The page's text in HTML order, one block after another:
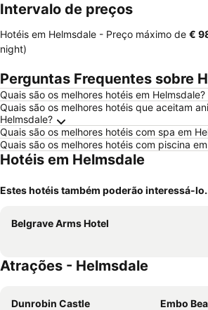
Intervalo de preços
Hotéis em Helmsdale - Preço máximo de ‎€
night)
Perguntas Frequentes sobre
Quais são os melhores hotéis em Helmsdale?
Quais são os melhores hotéis que aceitam
Helmsdale?
Quais são os melhores hotéis com spa em
Quais são os melhores hotéis com piscina
Hotéis em Helmsdale
Estes hotéis também poderão interessá-
Belgrave Arms Hotel
Atrações - Helmsdale
Dunrobin Castle
Embo